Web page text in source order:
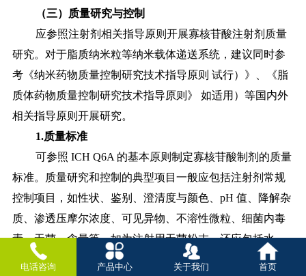
（三）质量研究与控制
应参照注射剂相关指导原则开展寡核苷酸注射剂质量
研究。对于脂质纳米粒等纳米载体递送系统，建议同时参
考《纳米药物质量控制研究技术指导原则 试行）》、《脂
质体药物质量控制研究技术指导原则》
如适用）等国内外
相关指导原则开展研究。
1.质量标准
可参照 ICH Q6A 的基本原则制定寡核苷酸制剂的质量
标准。质量研究和控制的典型项目一般应包括注射剂常规
控制项目，如性状、鉴别、澄清度与颜色、pH 值、降解杂
质、渗透压摩尔浓度、可见异物、不溶性微粒、细菌内毒
素、无菌、含量等。如为注射用无菌粉末，还应包括水
分、复溶时间等。在注射剂常规项目的研究基础上，应结
电话咨询 产品中心 关于我们 首页